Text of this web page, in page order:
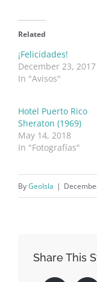
Related
¡Felicidades!
December 23, 2017
In "Avisos"
Hotel Puerto Rico
Sheraton (1969)
May 14, 2018
In "Fotografías"
ByGeoIsla |
Share This